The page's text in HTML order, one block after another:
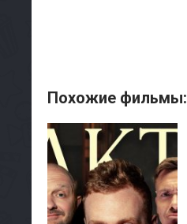
Похожие фильмы: